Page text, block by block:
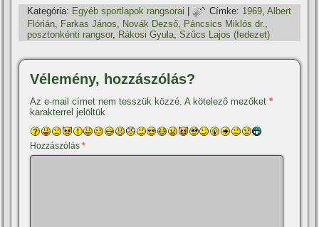
Kategória: Egyéb sportlapok rangsorai | Címke: 1969,Albert
Flórián Farkas János Novák Dezső Páncsics Miklós dr.
posztonkénti rangsor, Rákosi Gyula ,Szűcs Lajos (fedezet)
Vélemény, hozzászólás?
Az e-mail címet nem tesszük közzé. A kötelező mezőket*
karakterrel jelöltük
Hozzászólás*